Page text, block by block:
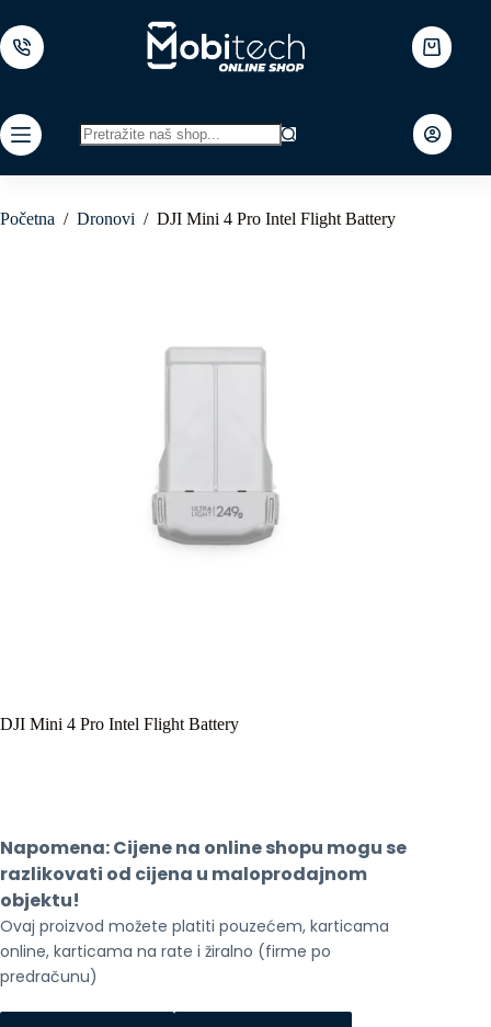
to
content
Shopping
cart
results
Početna / Dronovi / DJI Mini 4 Pro Intel Flight Battery
DJI Mini 4 Pro Intel Flight Battery
Napomena: Cijene na online shopu mogu se
razlikovati od cijena u maloprodajnom
objektu!
Ovaj proizvod možete platiti pouzećem, karticama
online, karticama na rate i žiralno (firme po
predračunu)